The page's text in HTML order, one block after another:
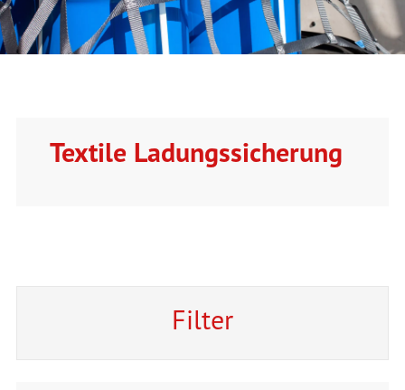
Textile Ladungssicherung
Filter